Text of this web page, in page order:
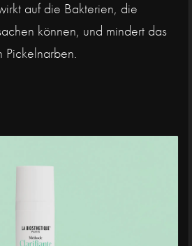
auf die Bakterien, die
können, und mindert das
Pickelnarben.